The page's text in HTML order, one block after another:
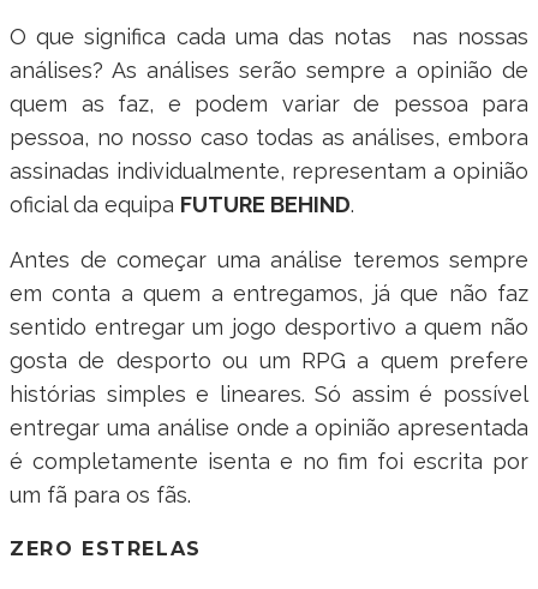
O que significa cada uma das notas nas nossas
análises? As análises serão sempre a opinião de
quem as faz, e podem variar de pessoa para
pessoa, no nosso caso todas as análises, embora
assinadas individualmente, representam a opinião
oficial da equipa FUTURE BEHIND.
Antes de começar uma análise teremos sempre
em conta a quem a entregamos, já que não faz
sentido entregar um jogo desportivo a quem não
gosta de desporto ou um RPG a quem prefere
histórias simples e lineares. Só assim é possível
entregar uma análise onde a opinião apresentada
é completamente isenta e no fim foi escrita por
um fã para os fãs.
ZERO ESTRELAS